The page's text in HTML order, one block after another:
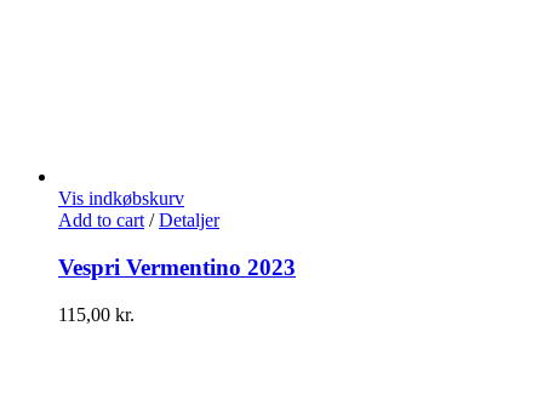
Vis indkøbskurv
Add to cart/ Detaljer
Vespri Vermentino 2023
115,00 kr.